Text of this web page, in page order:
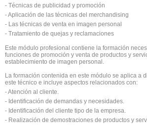
- Técnicas de publicidad y promoción
- Aplicación de las técnicas del merchandising
- Las técnicas de venta en imagen personal
- Tratamiento de quejas y reclamaciones
Este módulo profesional contiene la formación
funciones de promoción y venta de productos y
establecimiento de imagen personal.
La formación contenida en este módulo se aplica a
este técnico e incluye aspectos relacionados con:
- Atención al cliente.
- Identificación de demandas y necesidades.
- Identificación del cliente tipo de la empresa.
- Realización de demostraciones de productos y